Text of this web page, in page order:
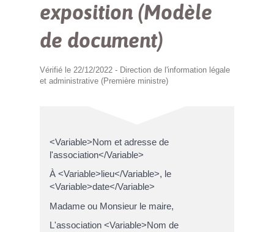
exposition (Modèle
de document)
Vérifié le 22/12/2022 - Direction de l'information légale
et administrative (Première ministre)
<Variable>Nom et adresse de
l'association</Variable>
À <Variable>lieu</Variable>, le
<Variable>date</Variable>
Madame ou Monsieur le maire,
L'association <Variable>Nom de